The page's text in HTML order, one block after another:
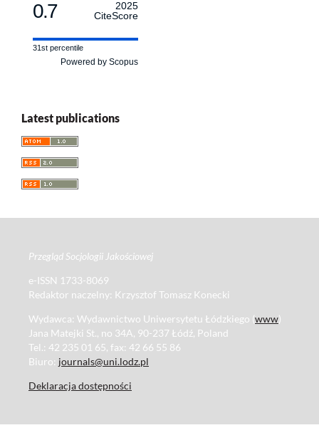
0.7
2025
CiteScore
31st percentile
Powered by Scopus
Latest publications
Przegląd Socjologii Jakościowej
e-ISSN 1733-8069
Redaktor naczelny: Krzysztof Tomasz Konecki
Wydawca: Wydawnictwo Uniwersytetu Łódzkiego (www)
Jana Matejki St., no 34A, 90-237 Łódź, Poland
Tel.: 42 235 01 65, fax: 42 66 55 86
Biuro: journals@uni.lodz.pl
Deklaracja dostępności